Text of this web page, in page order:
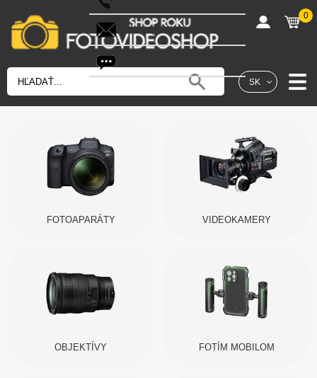
SK
shop@fotovideoshop.sk
0
FOTOAPARÁTY VIDEOKAMERY
OBJEKTÍVY FOTÍM MOBILOM